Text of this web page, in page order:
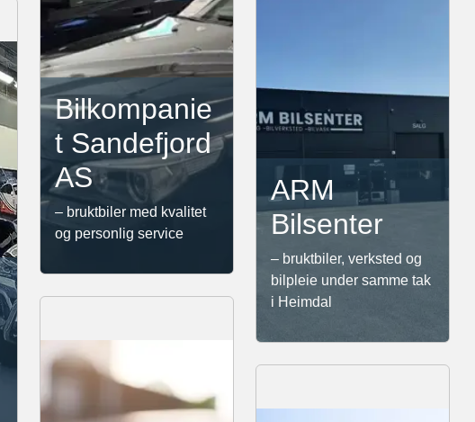
Bilkompanie
t Sandefjord
AS
– bruktbiler med kvalitet
og personlig service
ARM
Bilsenter
– bruktbiler, verksted og
bilpleie under samme tak
i Heimdal